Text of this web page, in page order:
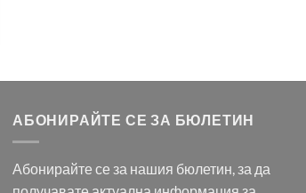
АБОНИРАЙТЕ СЕ ЗА БЮЛЕТИН
Абонирайте се за нашия бюлетин, за да